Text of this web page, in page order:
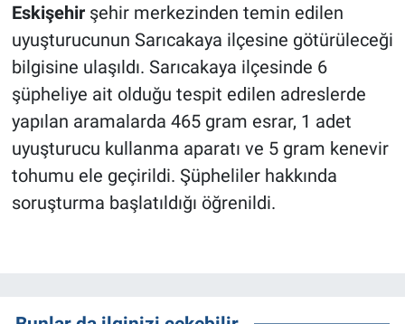
Eskişehirşehir merkezinden temin edilen
uyuşturucunun Sarıcakaya ilçesine götürüleceği
bilgisine ulaşıldı. Sarıcakaya ilçesinde 6
şüpheliye ait olduğu tespit edilen adreslerde
yapılan aramalarda 465 gram esrar, 1 adet
uyuşturucu kullanma aparatı ve 5 gram kenevir
tohumu ele geçirildi. Şüpheliler hakkında
soruşturma başlatıldığı öğrenildi.